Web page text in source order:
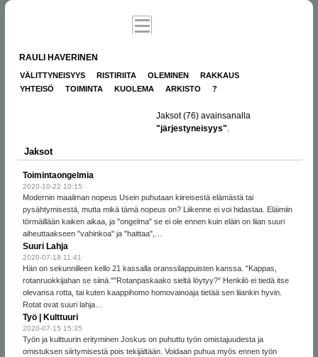
RAULI HAVERINEN
VÄLITTYNEISYYS RISTIRIITA OLEMINEN
RAKKAUS
YHTEISÖ
TOIMINTA KUOLEMA ARKISTO ?
Jaksot(76)avainsanalla
"järjestyneisyys".
Jaksot
Toimintaongelmia
2020-10-22 10:15
Modernin maailman nopeus Usein puhutaan kiireisestä elämästä tai
pysähtymisestä, mutta mikä tämä nopeus on? Liikenne ei voi hidastaa. Eläimiin
törmäillään kaiken aikaa, ja "ongelma" se ei ole ennen kuin eläin on liian suuri
aiheuttaakseen "vahinkoa" ja "haittaa",…
Suuri Lahja
2020-07-18 11:41
Hän on sekunnilleen kello 21 kassalla oranssilappuisten kanssa. "Kappas,
rotanruokkijahan se siinä.""Rotanpaskaako sieltä löytyy?" Henkilö ei tiedä itse
olevansa rotta, tai kuten kaappihomo homovainoaja tietää sen liiankin hyvin.
Rotat ovat suuri lahja…
Työ | Kulttuuri
2020-07-15 15:35
Työn ja kulttuurin erityminen Joskus on puhuttu työn omistajuudesta ja
omistuksen siirtymisestä pois tekijältään. Voidaan puhua myös ennen työn